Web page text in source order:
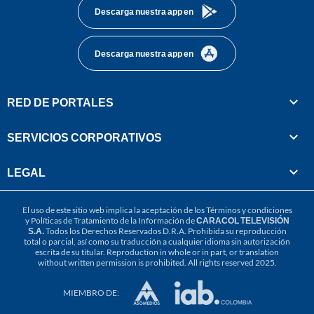
Descarga nuestra app en
Descarga nuestra app en
RED DE PORTALES
SERVICIOS CORPORATIVOS
LEGAL
El uso de este sitio web implica la aceptación de losTérminos y condiciones
y Políticas de Tratamiento de la Información deCARACOL TELEVISIÓN
S.A.Todos los Derechos Reservados D.R.A. Prohibida su reproducción
total o parcial, así como su traducción a cualquier idioma sin autorización
escrita de su titular. Reproduction in whole or in part, or translation
without written permission is prohibited. All rights reserved 2025.
MIEMBRO DE: